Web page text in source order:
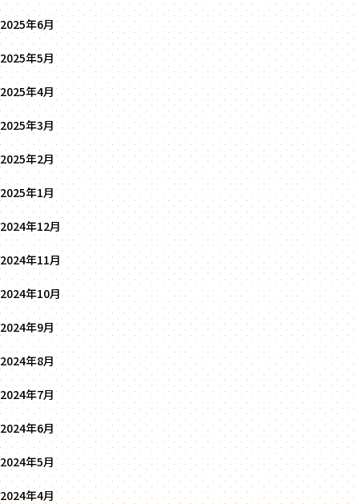
2025年6月
2025年5月
2025年4月
2025年3月
2025年2月
2025年1月
2024年12月
2024年11月
2024年10月
2024年9月
2024年8月
2024年7月
2024年6月
2024年5月
2024年4月